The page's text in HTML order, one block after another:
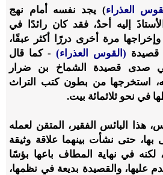
العذراء) يجد نفسه أمام نهج
إليه أحدٌ، فقد كان رائدًا في
مرة أخرى دررًا أكثر عبقًا،
قصيدة (القوس العذراء)- كما قال
صدى قصيدة الشماخ بن ضرار
استخرجها من بطون كتب التراث
في نحو ثلاثمائة بيت.
هذا البائس الفقير، المتقن لعمله
حتى نشأت بينهما علاقة وثيقة
لكنه في نهاية المطاف باعها بؤسًا
عليها، والقصيدة بديعة في نظمها،